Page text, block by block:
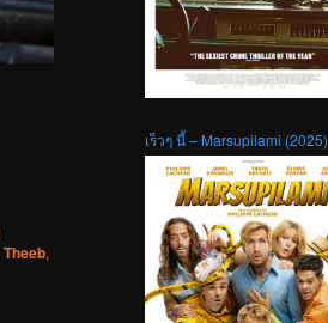
Theeb,
เร็วๆ นี้ – Marsupilami (2025)